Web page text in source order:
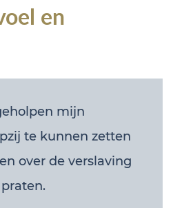
en
mijn
te kunnen zetten
over de verslaving